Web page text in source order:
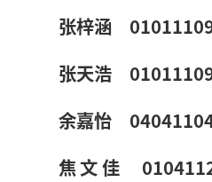
张梓涵
张天浩
余嘉怡
焦文佳